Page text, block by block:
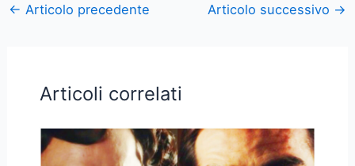
← Articolo precedente Articolo successivo →
Articoli correlati